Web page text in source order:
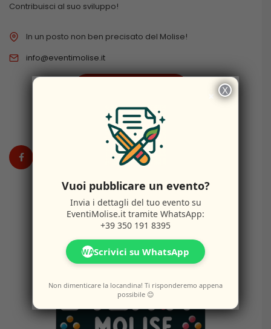
Contribuisci al suo sviluppo!
In un posto non ben precisato del Molise!
info@eventimolise.it
DISCLAIMER
×
Vuoi pubblicare un evento?
Invia i dettagli del tuo evento su
EventiMolise.it tramite WhatsApp:
+39 350 191 8395
WAScrivici su WhatsApp
Non dimenticare la locandina! Ti risponderemo appena
possibile 😊
X